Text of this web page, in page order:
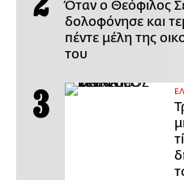
Όταν ο Θεόφιλος
δολοφόνησε και
πέντε μέλη της
του